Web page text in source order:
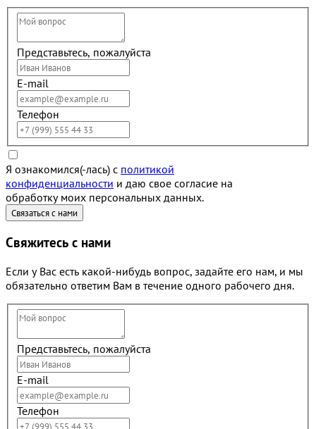
Представьтесь, пожалуйста
E-mail
Телефон
Я ознакомился(-лась) с политикой
конфиденциальности и даю свое согласие на
обработку моих персональных данных.
Свяжитесь с нами
Если у Вас есть какой-нибудь вопрос, задайте его нам, и мы
обязательно ответим Вам в течение одного рабочего дня.
Представьтесь, пожалуйста
E-mail
Телефон